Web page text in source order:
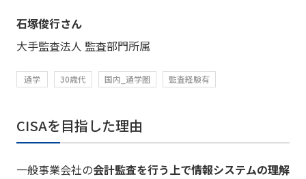
石塚俊行さん
大手監査法人 監査部門所属
通学 30歳代 国内_通学圏 監査経験有
CISAを目指した理由
一般事業会社の会計監査を行う上で情報システムの理解